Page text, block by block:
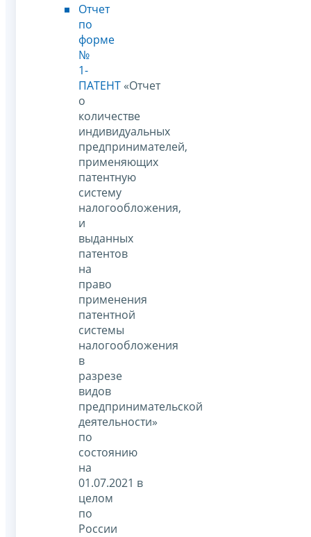
Отчет
по
форме
№
1-
ПАТЕНТ «Отчет
о
количестве
индивидуальных
предпринимателей,
применяющих
патентную
систему
налогообложения,
и
выданных
патентов
на
право
применения
патентной
системы
налогообложения
в
разрезе
видов
предпринимательской
деятельности»
по
состоянию
на
01.07.2021 в
целом
по
России